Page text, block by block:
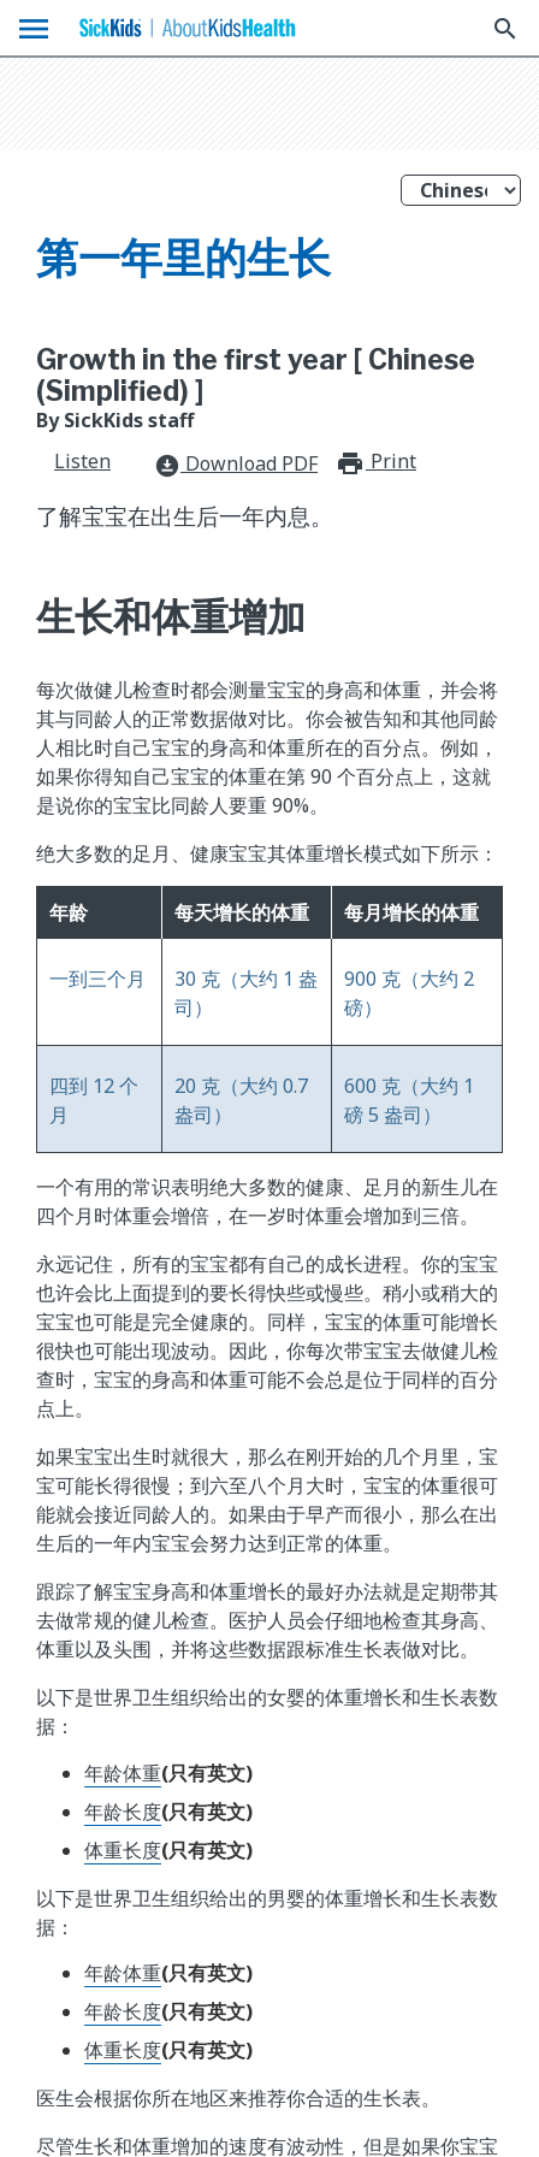
menu search
第一年里的生长
Growth in the first year [ Chinese
(Simplified) ]
By SickKids staff
Listen
download_for_offline Download PDF Print
了解宝宝在出生后一年内息。
生长和体重增加
每次做健儿检查时都会测量宝宝的身高和体重，并会将
其与同龄人的正常数据做对比。你会被告知和其他同龄
人相比时自己宝宝的身高和体重所在的百分点。例如，
如果你得知自己宝宝的体重在第 90 个百分点上，这就
是说你的宝宝比同龄人要重 90%。
绝大多数的足月、健康宝宝其体重增长模式如下所示：
年龄 每天增长的体重 每月增长的体重
一到三个月
30 克（大约 1 盎
司）
900 克（大约 2
磅）
四到 12 个
月
20 克（大约 0.7
盎司）
600 克（大约 1
磅 5 盎司）
一个有用的常识表明绝大多数的健康、足月的新生儿在
四个月时体重会增倍，在一岁时体重会增加到三倍。
永远记住，所有的宝宝都有自己的成长进程。你的宝宝
也许会比上面提到的要长得快些或慢些。稍小或稍大的
宝宝也可能是完全健康的。同样，宝宝的体重可能增长
很快也可能出现波动。因此，你每次带宝宝去做健儿检
查时，宝宝的身高和体重可能不会总是位于同样的百分
点上。
如果宝宝出生时就很大，那么在刚开始的几个月里，宝
宝可能长得很慢；到六至八个月大时，宝宝的体重很可
能就会接近同龄人的。如果由于早产而很小，那么在出
生后的一年内宝宝会努力达到正常的体重。
跟踪了解宝宝身高和体重增长的最好办法就是定期带其
去做常规的健儿检查。医护人员会仔细地检查其身高、
体重以及头围，并将这些数据跟标准生长表做对比。
以下是世界卫生组织给出的女婴的体重增长和生长表数
据：
年龄体重(只有英文)
年龄长度(只有英文)
体重长度(只有英文)
以下是世界卫生组织给出的男婴的体重增长和生长表数
据：
年龄体重(只有英文)
年龄长度(只有英文)
体重长度(只有英文)
医生会根据你所在地区来推荐你合适的生长表。
尽管生长和体重增加的速度有波动性，但是如果你宝宝